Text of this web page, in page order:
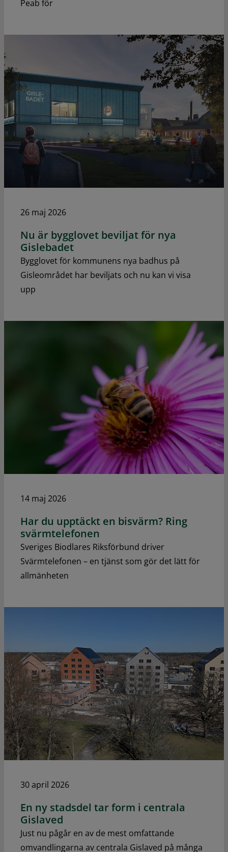
Peab för
26 maj 2026
Nu är bygglovet beviljat för nya
Gislebadet
Bygglovet för kommunens nya badhus på
Gisleområdet har beviljats och nu kan vi visa
upp
14 maj 2026
Har du upptäckt en bisvärm? Ring
svärmtelefonen
Sveriges Biodlares Riksförbund driver
Svärmtelefonen – en tjänst som gör det lätt för
allmänheten
30 april 2026
En ny stadsdel tar form i centrala
Gislaved
Just nu pågår en av de mest omfattande
omvandlingarna av centrala Gislaved på många